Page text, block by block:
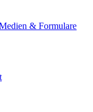
& Formulare